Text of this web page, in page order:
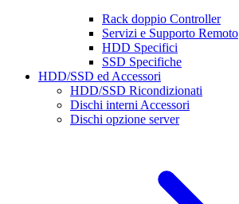
Rack doppio Controller
Servizi e Supporto Remoto
HDD Specifici
SSD Specifiche
HDD/SSD ed Accessori
HDD/SSD Ricondizionati
Dischi interni Accessori
Dischi opzione server